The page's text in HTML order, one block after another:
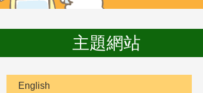
主題網站
English